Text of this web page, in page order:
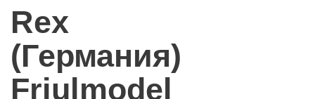
Rex
(Германия)
Friulmodel